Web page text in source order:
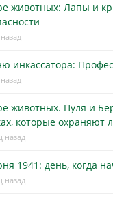
животных: Лапы и
инкассатора:
животных. Пуля и
которые охраняют
назад
1941: день, когда
назад